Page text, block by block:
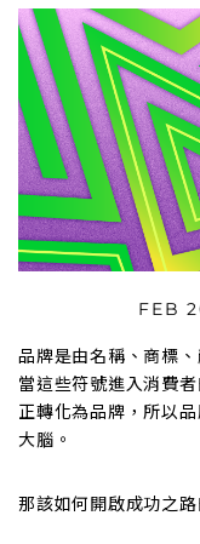
FEB
品牌是由名稱、商標
當這些符號進入消費
正轉化為品牌，所以
大腦。
那該如何開啟成功之